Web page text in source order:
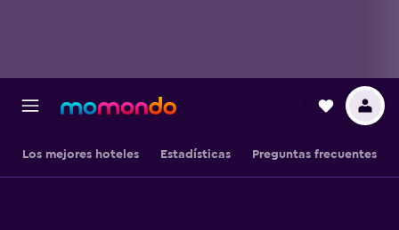
Los mejores hoteles Estadísticas Preguntas frecuentes